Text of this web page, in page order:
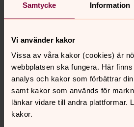
Samtycke Information
Vi använder kakor
Vissa av våra kakor (cookies) är
webbplatsen ska fungera. Här
analys och kakor som förbättrar
samt kakor som används för
länkar vidare till andra plattformar.
kakor.
10. Tro föder tro
0:00
Spela